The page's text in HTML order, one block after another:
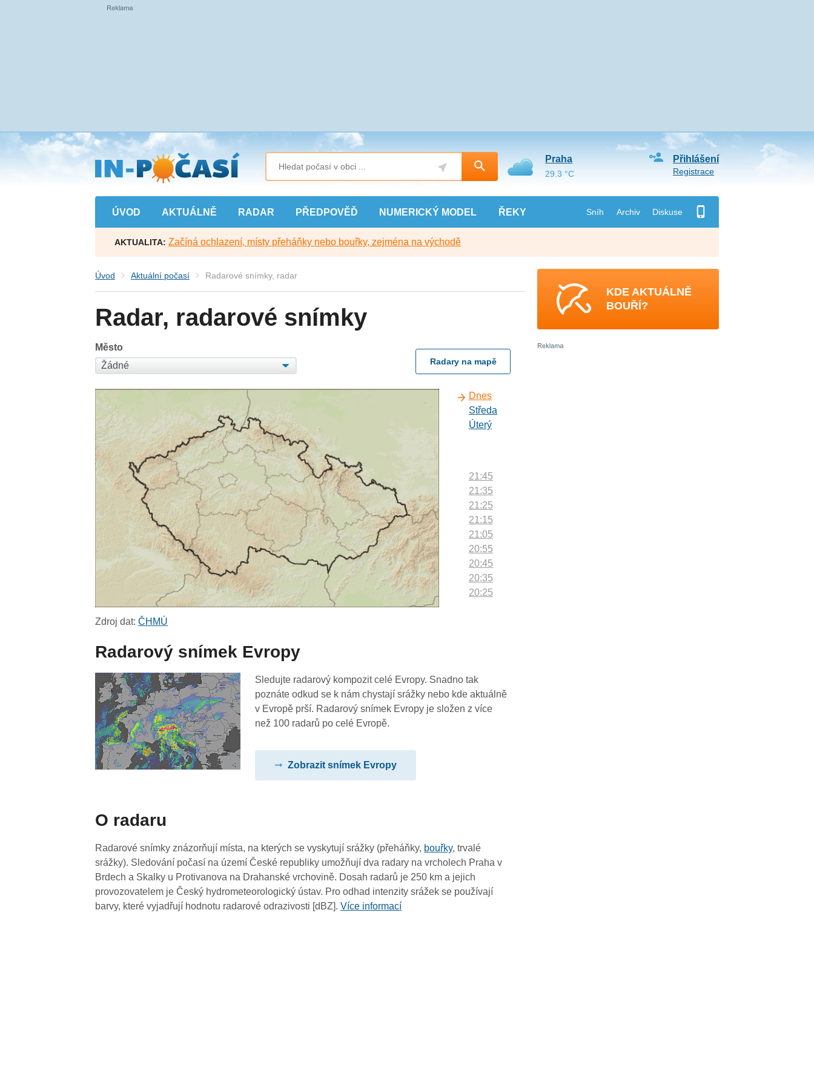
Přejít
na
hlavní
obsah
ÚVOD AKTUÁLNĚ RADAR PŘEDPOVĚĎ NUMERICKÝ MODEL ŘEKY Sníh Archiv Diskuse
Přihlášení
Registrace
Praha
29.3 °C
AKTUALITA: Začíná ochlazení, místy přeháňky nebo bouřky, zejména na východě
Úvod Aktuální počasí Radarové snímky, radar
Radar, radarové snímky
Město
Radary na mapě
Dnes
Středa
Úterý
21:45
21:35
21:25
21:15
21:05
20:55
20:45
20:35
20:25
19:25
19:15
19:05
17:25
17:15
17:05
16:55
Zdroj dat:ČHMÚ
Radarový snímek Evropy
Sledujte radarový kompozit celé Evropy. Snadno tak
poznáte odkud se k nám chystají srážky nebo kde aktuálně
v Evropě prší. Radarový snímek Evropy je složen z více
než 100 radarů po celé Evropě.
Zobrazit snímek Evropy
O radaru
Radarové snímky znázorňují místa, na kterých se vyskytují srážky (přeháňky, bouřky, trvalé
srážky). Sledování počasí na území České republiky umožňují dva radary na vrcholech Praha v
Brdech a Skalky u Protivanova na Drahanské vrchovině. Dosah radarů je 250 km a jejich
provozovatelem je Český hydrometeorologický ústav. Pro odhad intenzity srážek se používají
barvy, které vyjadřují hodnotu radarové odrazivosti [dBZ].Více informací
KDE AKTUÁLNĚ
BOUŘÍ?